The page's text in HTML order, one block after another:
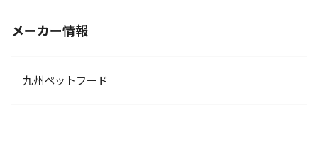
メーカー情報
九州ペットフード